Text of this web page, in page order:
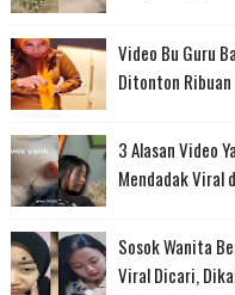
Video Bu Guru
Ditonton Ribuan
3 Alasan Video
Mendadak Viral
Sosok Wanita
Viral Dicari,